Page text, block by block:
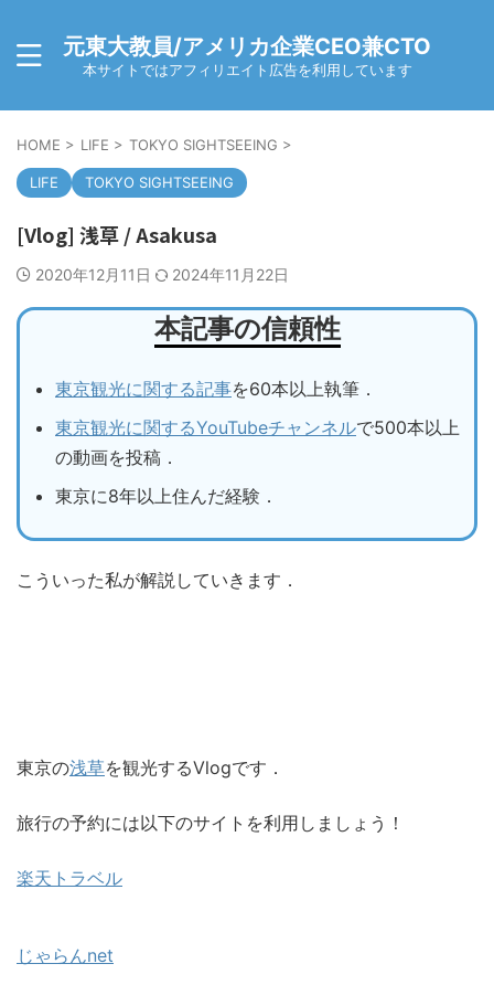
元東大教員/アメリカ企業CEO兼CTO
本サイトではアフィリエイト広告を利用しています
HOME > LIFE > TOKYO SIGHTSEEING >
LIFE TOKYO SIGHTSEEING
[Vlog] 浅草 / Asakusa
2020年12月11日 2024年11月22日
本記事の信頼性
東京観光に関する記事を60本以上執筆．
東京観光に関するYouTubeチャンネルで500本以上
の動画を投稿．
東京に8年以上住んだ経験．
こういった私が解説していきます．
東京の浅草を観光するVlogです．
旅行の予約には以下のサイトを利用しましょう！
楽天トラベル
じゃらんnet